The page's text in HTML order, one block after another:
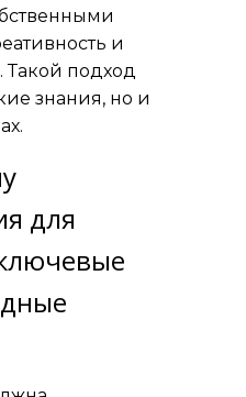
и
подход
знания, но и
для